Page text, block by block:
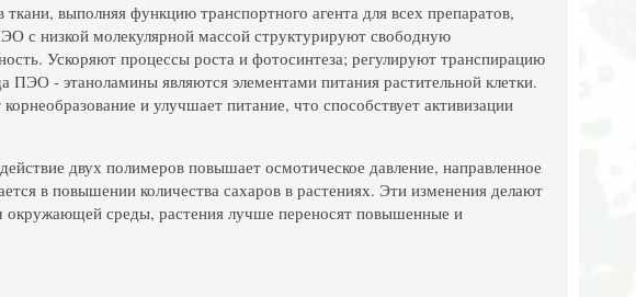
выполняя функцию транспортного агента для всех препаратов,
с низкой молекулярной массой структурируют свободную
Ускоряют процессы роста и фотосинтеза; регулируют транспирацию
ПЭО - этаноламины являются элементами питания растительной клетки.
и улучшает питание, что способствует активизации
двух полимеров повышает осмотическое давление, направленное
в повышении количества сахаров в растениях. Эти изменения делают
среды, растения лучше переносят повышенные и